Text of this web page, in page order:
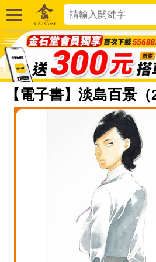
【電子書】淡島百景（2